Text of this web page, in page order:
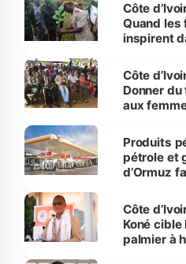
Côte
Quand les
inspirent
Côte
Donner
aux
menacées
Produits
pétrole et
d’Ormuz
Côte
Koné
palmier à